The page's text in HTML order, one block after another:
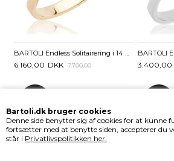
Bartoli.dk bruger cookies
Denne side benytter sig af cookies for at kunne
fortsætter med at benytte siden, accepterer du
står i Privatlivspolitikken her.
BARTOLI Endless Solitairering i 14 kt. Guld med Diamant – 0,15 ct
6.160,00 DKK 7.700,00 3.400,00